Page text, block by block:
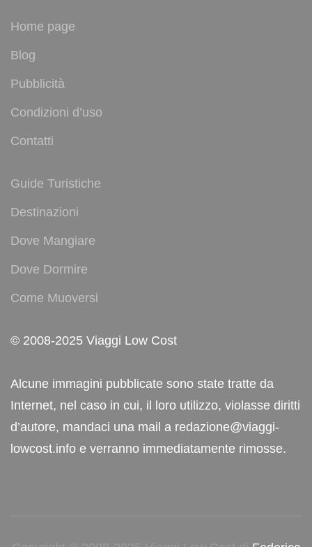
Home page
Blog
Pubblicità
Condizioni d’uso
Contatti
Guide Turistiche
Destinazioni
Dove Mangiare
Dove Dormire
Come Muoversi
© 2008-2025 Viaggi Low Cost
Alcune immagini pubblicate sono state tratte da
Internet, nel caso in cui, il loro utilizzo, violasse diritti
d’autore, mandaci una mail a redazione@viaggi-
lowcost.info e verranno immediatamente rimosse.